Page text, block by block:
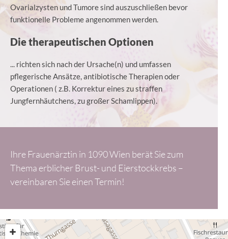
Ovarialzysten und Tumore sind auszuschließen bevor
funktionelle Probleme angenommen werden.
Die therapeutischen Optionen
... richten sich nach der Ursache(n) und umfassen
pflegerische Ansätze, antibiotische Therapien oder
Operationen ( z.B. Korrektur eines zu straffen
Jungfernhäutchens, zu großer Schamlippen).
Ihre Frauenärztin in 1090 Wien berät Sie zum
Thema erblicher Brust- und Eierstockkrebs –
vereinbaren Sie einen Termin!